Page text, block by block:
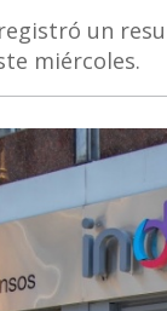
un
miércoles.